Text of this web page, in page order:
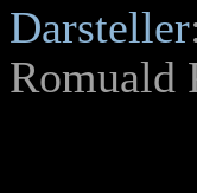
Darsteller
Romuald